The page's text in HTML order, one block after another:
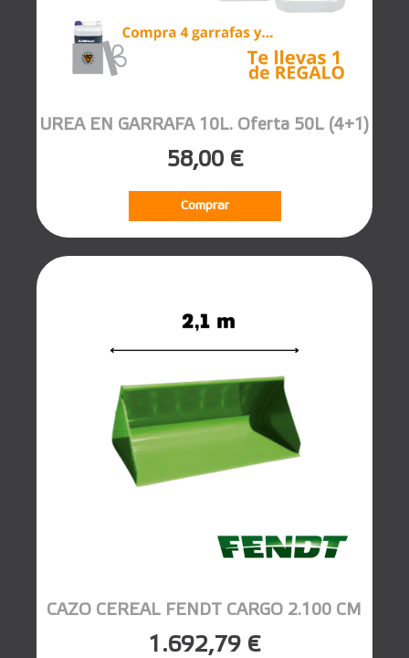
UREA EN GARRAFA 10L. Oferta 50L (4+1)
58,00 €
Comprar
CAZO CEREAL FENDT CARGO 2.100 CM
1.692,79 €